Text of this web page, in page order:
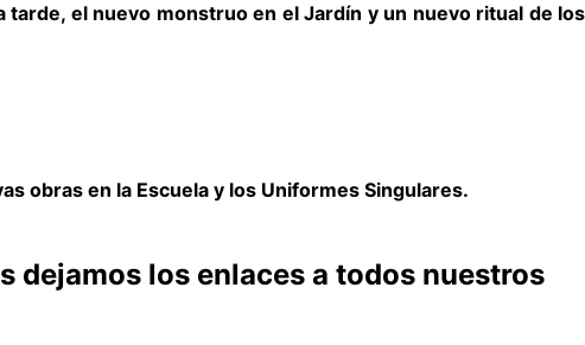
el nuevo monstruo en el Jardín y un nuevo ritual de los
obras en la Escuela y los Uniformes Singulares.
dejamos los enlaces a todos nuestros